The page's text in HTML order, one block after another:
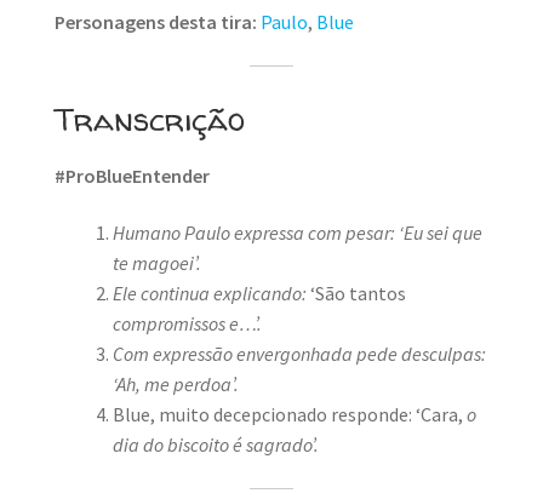
Personagens desta tira: Paulo, Blue
Transcrição
#ProBlueEntender
Humano Paulo expressa com pesar: ‘Eu sei que
te magoei’.
Ele continua explicando: ‘São tantos
compromissos e…’.
Com expressão envergonhada pede desculpas:
‘Ah, me perdoa’.
Blue, muito decepcionado responde: ‘Cara, o
dia do biscoito é sagrado’.